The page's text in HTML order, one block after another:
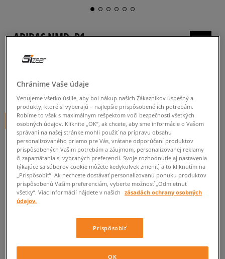
ADIDAS NMD_R1
pánske, tenisky
100€cena s DPH
+ 100 BODOV VSIZEERCLUBE
Informujte ma o dostupnosti
Ak bude položka opäť dostupná, dostanete od nás oznámenie.
Vyberte veľkosť
ZISTIŤ DOSTUPNOSŤ V NAŠICH KAMENNÝCH PREDAJNIACH
Chránime Vaše údaje
Venujeme všetko úsilie, aby bol nákup našich Zákazníkov úspešný a
produkty, ktoré si vyberajú – najlepšie prispôsobené ich potrebám.
Robíme to však s maximálnym rešpektom voči bezpečnosti všetkých
osobných údajov. Kliknite „OK”, ak chcete, aby sme informácie o Vašom
správaní na našej stránke mohli použiť na prípravu obsahu
personalizovaného priamo pre Vás, vrátane odporúčaní produktov
prispôsobených Vašim potrebám a záujmom, personalizovanej reklamy
či zapamätania si vybraných preferencií. Svoje rozhodnutie aj nastavenia
týkajúce sa súborov cookie môžete kedykoľvek zmeniť, a to kliknutím na
„Prispôsobiť”. Ak nechcete dostávať personalizovanú ponuku produktov
prispôsobenú Vašim preferenciám, vyberte možnosť „Odmietnuť
všetky”. Viac informácií nájdete v našich
zásadách ochrany osobných
údajov.
Prispôsobiť
OK